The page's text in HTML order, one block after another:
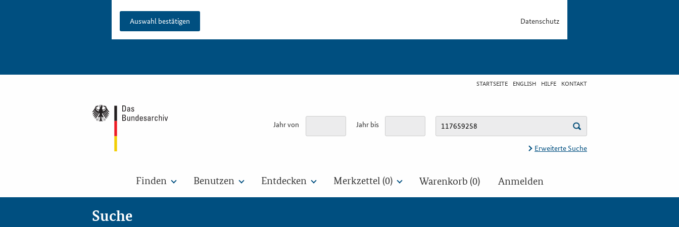
Auswahl bestätigen Datenschutz
STARTSEITE ENGLISH HILFE KONTAKT
Jahr von Jahr bis
Erweiterte Suche
Finden Benutzen Entdecken Merkzettel (0) Warenkorb (0) Anmelden
Suche